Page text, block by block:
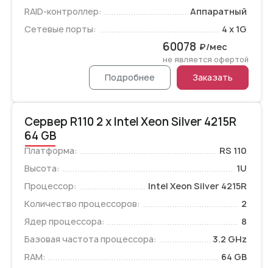
RAID-контроллер:
Аппаратный
Сетевые порты:
4 x 1G
60078 ₽/мес
не является офертой
Подробнее Заказать
Сервер R110 2 x Intel Xeon Silver 4215R
64 GB
Платформа:
RS 110
Высота:
1U
Процессор:
Intel Xeon Silver 4215R
Количество процессоров:
2
Ядер процессора:
8
Базовая частота процессора:
3.2 GHz
RAM:
64 GB